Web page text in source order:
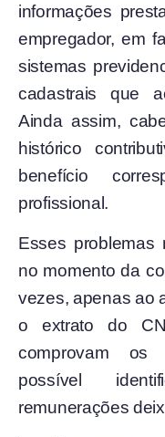
informações
empregador, em
sistemas
cadastrais que
Ainda assim,
histórico
benefício
profissional.
Esses problemas
no momento da
vezes, apenas ao
o extrato do
comprovam os
possível
remunerações